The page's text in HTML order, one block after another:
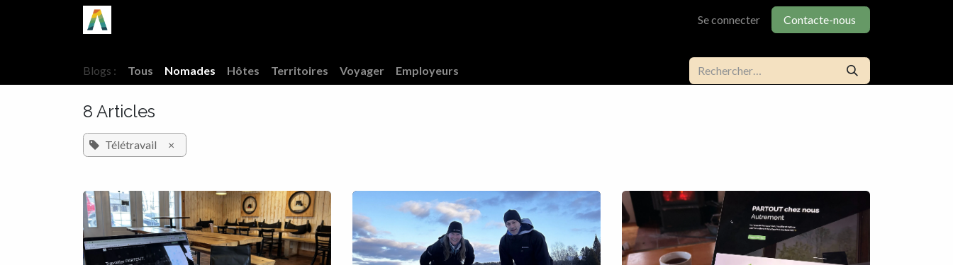
Se rendre au contenu
Se connecter Contacte-nous
Blogs : Tous Nomades Hôtes Territoires Voyager Employeurs
8 Articles
Télétravail ×